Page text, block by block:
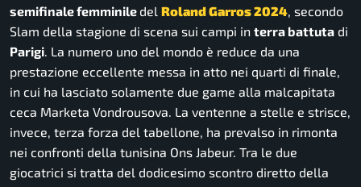
semifinale femminile del Roland Garros 2024, secondo
Slam della stagione di scena sui campi in terra battuta di
Parigi. La numero uno del mondo è reduce da una
prestazione eccellente messa in atto nei quarti di finale,
in cui ha lasciato solamente due game alla malcapitata
ceca Marketa Vondrousova. La ventenne a stelle e strisce,
invece, terza forza del tabellone, ha prevalso in rimonta
nei confronti della tunisina Ons Jabeur. Tra le due
giocatrici si tratta del dodicesimo scontro diretto della